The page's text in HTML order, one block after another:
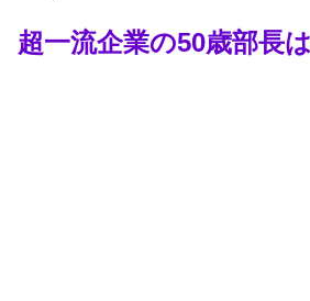
超一流企業の50歳部長